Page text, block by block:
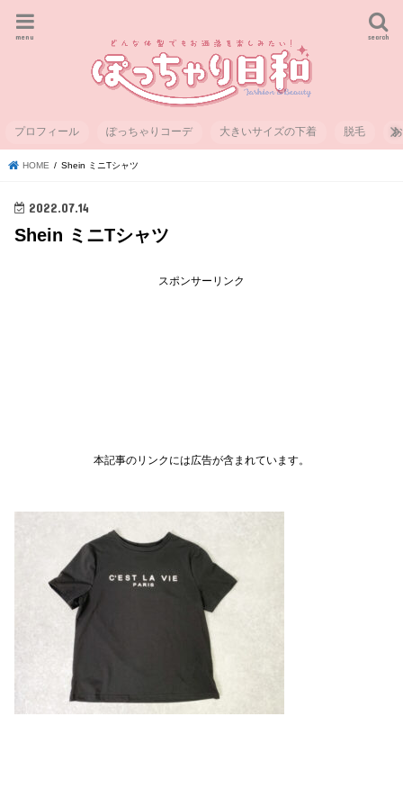
search
menu
プロフィール ぽっちゃりコーデ 大きいサイズの下着 脱毛
HOME Shein ミニTシャツ
2022.07.14
Shein ミニTシャツ
スポンサーリンク
本記事のリンクには広告が含まれています。